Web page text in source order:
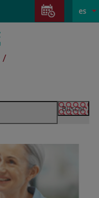
activo
es
/